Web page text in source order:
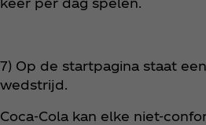
keer per dag spelen.
7) Op de startpagina staat
wedstrijd.
Coca‑Cola kan elke niet-